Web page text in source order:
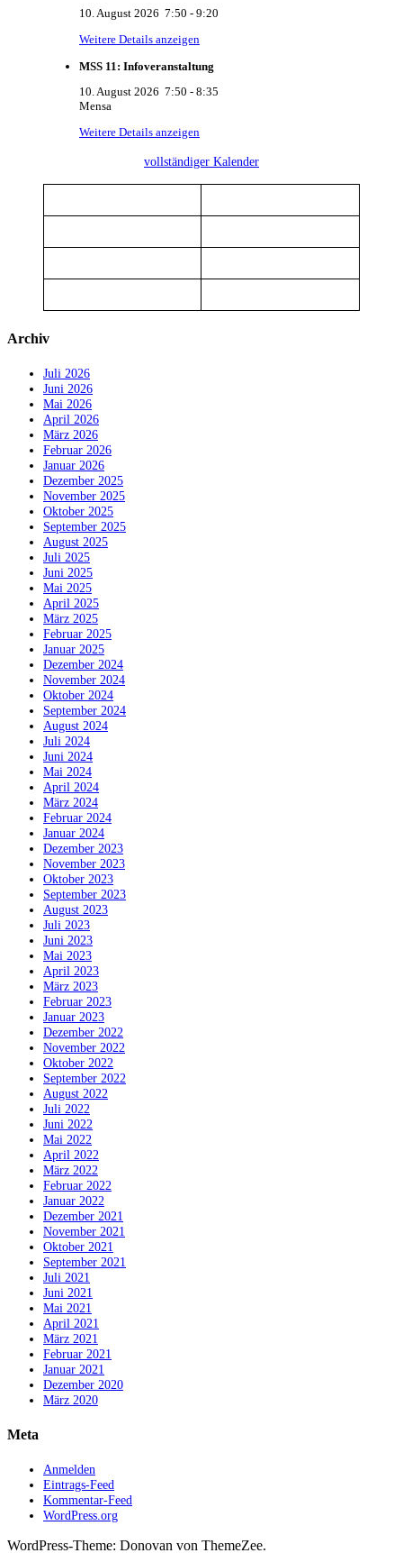
10. August 2026 7:50 - 9:20
Weitere Details anzeigen
MSS 11: Infoveranstaltung
10. August 2026 7:50 - 8:35
Mensa
Weitere Details anzeigen
vollständiger Kalender
Archiv
Juli 2026
Juni 2026
Mai 2026
April 2026
März 2026
Februar 2026
Januar 2026
Dezember 2025
November 2025
Oktober 2025
September 2025
August 2025
Juli 2025
Juni 2025
Mai 2025
April 2025
März 2025
Februar 2025
Januar 2025
Dezember 2024
November 2024
Oktober 2024
September 2024
August 2024
Juli 2024
Juni 2024
Mai 2024
April 2024
März 2024
Februar 2024
Januar 2024
Dezember 2023
November 2023
Oktober 2023
September 2023
August 2023
Juli 2023
Juni 2023
Mai 2023
April 2023
März 2023
Februar 2023
Januar 2023
Dezember 2022
November 2022
Oktober 2022
September 2022
August 2022
Juli 2022
Juni 2022
Mai 2022
April 2022
März 2022
Februar 2022
Januar 2022
Dezember 2021
November 2021
Oktober 2021
September 2021
Juli 2021
Juni 2021
Mai 2021
April 2021
März 2021
Februar 2021
Januar 2021
Dezember 2020
März 2020
Meta
Anmelden
Eintrags-Feed
Kommentar-Feed
WordPress.org
WordPress-Theme: Donovan von ThemeZee.